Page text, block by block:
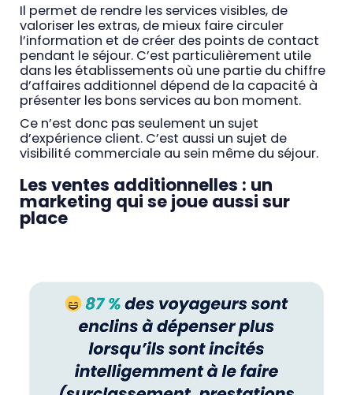
Il permet de rendre les services visibles, de
valoriser les extras, de mieux faire circuler
l’information et de créer des points de contact
pendant le séjour. C’est particulièrement utile
dans les établissements où une partie du chiffre
d’affaires additionnel dépend de la capacité à
présenter les bons services au bon moment.
Ce n’est donc pas seulement un sujet
d’expérience client. C’est aussi un sujet de
visibilité commerciale au sein même du séjour.
Les ventes additionnelles : un
marketing qui se joue aussi sur
place